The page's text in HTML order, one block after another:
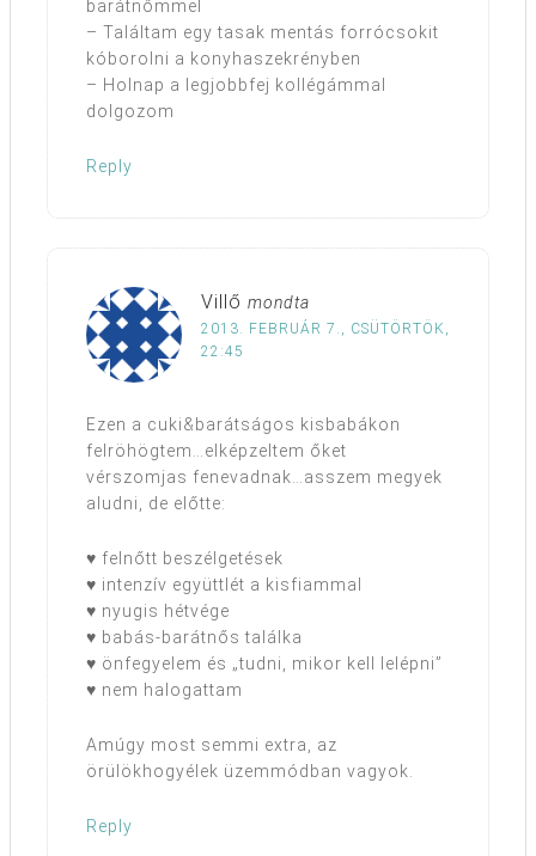
barátnőmmel
– Találtam egy tasak mentás forrócsokit
kóborolni a konyhaszekrényben
– Holnap a legjobbfej kollégámmal
dolgozom
Reply
Villő mondta
2013. FEBRUÁR 7., CSÜTÖRTÖK,
22:45
Ezen a cuki&barátságos kisbabákon
felröhögtem…elképzeltem őket
vérszomjas fenevadnak…asszem megyek
aludni, de előtte:
♥ felnőtt beszélgetések
♥ intenzív együttlét a kisfiammal
♥ nyugis hétvége
♥ babás-barátnős találka
♥ önfegyelem és „tudni, mikor kell lelépni”
♥ nem halogattam
Amúgy most semmi extra, az
örülökhogyélek üzemmódban vagyok.
Reply